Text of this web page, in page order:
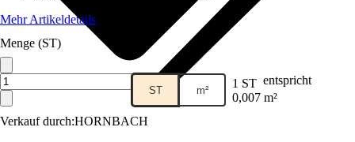
Verkauf durch:HORNBACH
Mehr Artikeldetails
Menge (ST)
ST m² 1 ST entspricht
0,007 m²